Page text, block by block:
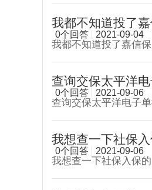
我都不知道投了
0个回答 2021-09-04
我都不知道投了嘉信
查询交保太平洋
0个回答 2021-09-06
查询交保太平洋电子
我想查一下社保
0个回答 2021-09-06
我想查一下社保入保